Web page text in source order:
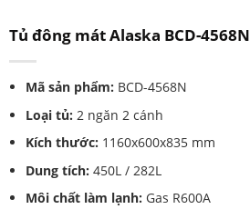
Tủ đông mát Alaska BCD-4568N
Mã sản phẩm: BCD-4568N
Loại tủ: 2 ngăn 2 cánh
Kích thước: 1160x600x835 mm
Dung tích: 450L / 282L
Môi chất làm lạnh: Gas R600A